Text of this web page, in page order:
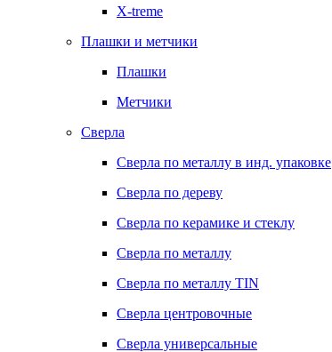
X-treme
Плашки и метчики
Плашки
Метчики
Сверла
Сверла по металлу в инд. упаковке
Сверла по дереву
Сверла по керамике и стеклу
Сверла по металлу
Сверла по металлу TIN
Сверла центровочные
Сверла универсальные